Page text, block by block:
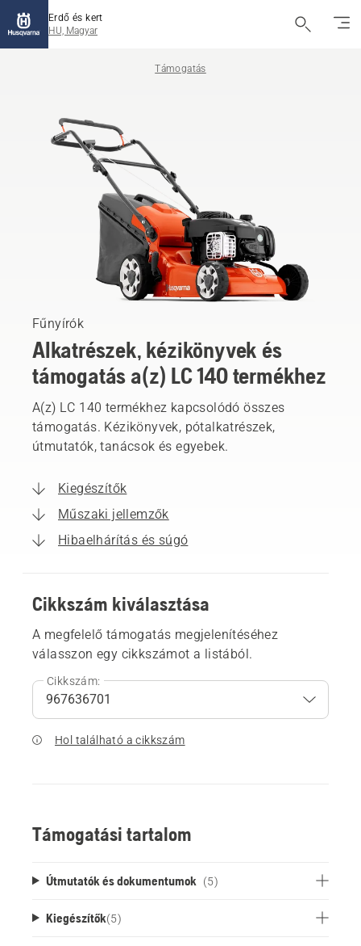
Erdő és kert
HU, Magyar
Támogatás
Fűnyírók
Alkatrészek, kézikönyvek és
támogatás a(z) LC 140 termékhez
A(z) LC 140 termékhez kapcsolódó összes
támogatás. Kézikönyvek, pótalkatrészek,
útmutatók, tanácsok és egyebek.
Kiegészítők
Műszaki jellemzők
Hibaelhárítás és súgó
Cikkszám kiválasztása
A megfelelő támogatás megjelenítéséhez
válasszon egy cikkszámot a listából.
Cikkszám:
Hol található a cikkszám
Támogatási tartalom
Útmutatók és dokumentumok (5)
Kiegészítők(5)